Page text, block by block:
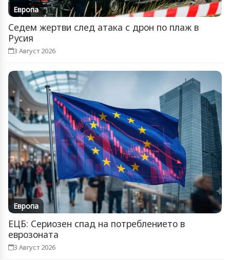
Европа
Седем жертви след атака с дрон по плаж в
Русия
3 Август 2026
Европа
ЕЦБ: Сериозен спад на потреблението в
еврозоната
3 Август 2026